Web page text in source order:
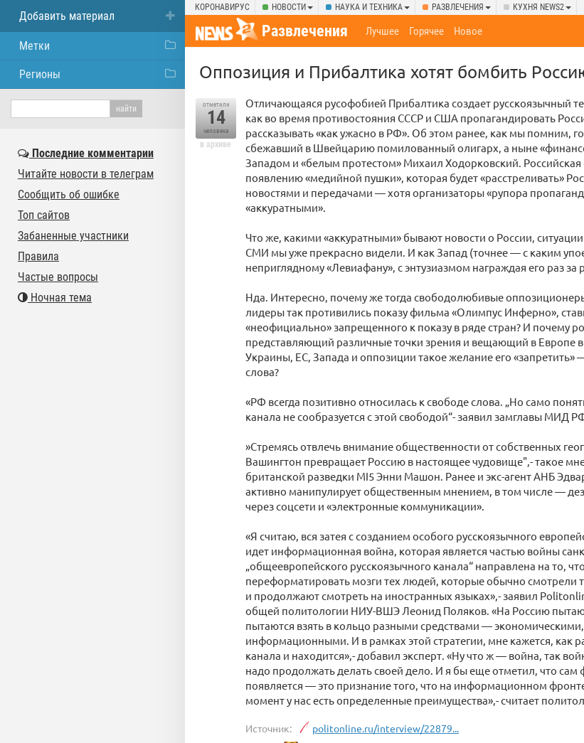
КОРОНАВИРУС НОВОСТИ НАУКА И ТЕХНИКА РАЗВЛЕЧЕНИЯ КУХНЯ NEWS2
Развлечения Лучшее Горячее Новое
Оппозиция и Прибалтика хотят бомбить
отметили
14
человека
в архиве
Отличающаяся русофобией Прибалтика создает русскоязычный
как во время противостояния СССР и США пропагандировать
рассказывать «как ужасно в РФ». Об этом ранее, как мы помним,
сбежавший в Швейцарию помилованный олигарх, а ныне
Западом и «белым протестом» Михаил Ходорковский.
появлению «медийной пушки», которая будет «расстреливать»
новостями и передачами — хотя организаторы «рупора
«аккуратными».
Что же, какими «аккуратными» бывают новости о России,
СМИ мы уже прекрасно видели. И как Запад (точнее — с каким
неприглядному «Левиафану», с энтузиазмом награждая его раз
Нда. Интересно, почему же тогда свободолюбивые
лидеры так противились показу фильма «Олимпус Инферно»,
«неофициально» запрещенного к показу в ряде стран? И почему
представляющий различные точки зрения и вещающий в Европе
Украины, ЕС, Запада и оппозиции такое желание его «запретить»
слова?
«РФ всегда позитивно относилась к свободе слова. „Но само
канала не сообразуется с этой свободой“- заявил замглавы МИД
»Стремясь отвлечь внимание общественности от собственных
Вашингтон превращает Россию в настоящее чудовище",- такое
британской разведки МI5 Энни Машон. Ранее и экс-агент АНБ
активно манипулирует общественным мнением, в том числе —
через соцсети и «электронные коммуникации».
«Я считаю, вся затея с созданием особого русскоязычного
идет информационная война, которая является частью войны
„общеевропейского русскоязычного канала“ направлена на то,
переформатировать мозги тех людей, которые обычно смотрели
и продолжают смотреть на иностранных языках»,- заявил
общей политологии НИУ-ВШЭ Леонид Поляков. «На Россию
пытаются взять в кольцо разными средствами —
информационными. И в рамках этой стратегии, мне кажется, как
канала и находится»,- добавил эксперт. «Ну что ж — война, так
надо продолжать делать своей дело. И я бы еще отметил, что сам
появляется — это признание того, что на информационном
момент у нас есть определенные преимущества»,- считает
Источник: politonline.ru/interview/22879...
Добавить материал
Метки
Регионы
Последние комментарии
Читайте новости в телеграм
Сообщить об ошибке
Топ сайтов
Забаненные участники
Правила
Частые вопросы
Ночная тема